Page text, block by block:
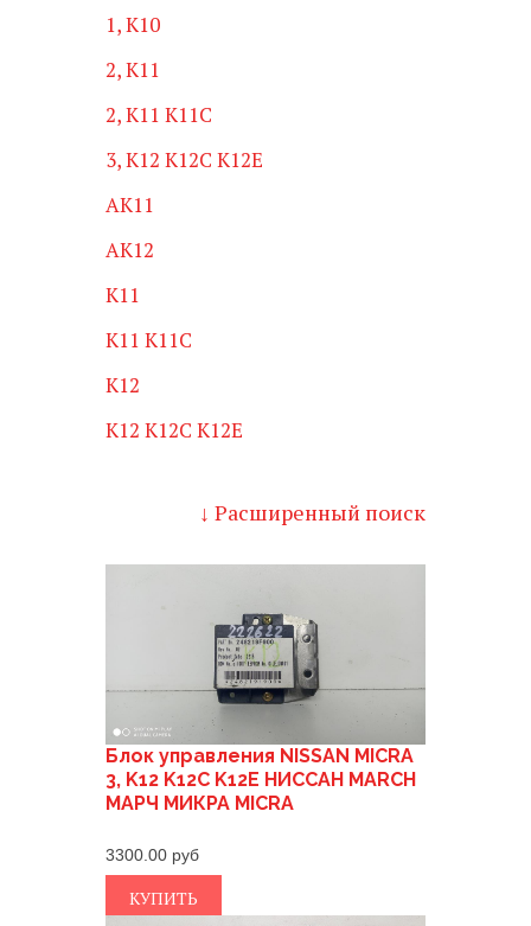
1, K10
2, K11
2, K11 K11C
3, K12 K12C K12E
AK11
AK12
K11
K11 K11C
K12
K12 K12C K12E
↓ Расширенный поиск
Блок управления NISSAN MICRA
3, K12 K12C K12E НИССАН MARCH
МАРЧ МИКРА MICRA
3300.00
КУПИТЬ